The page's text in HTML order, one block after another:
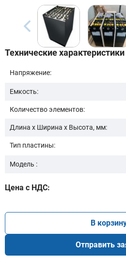
Модель:
Сначала выберите бренд
Очистить
Технические характеристики
Напряжение:
Емкость:
Количество элементов:
Длина х Ширина х Высота, мм:
Тип пластины:
Модель :
Цена с НДС:
В
Отправить